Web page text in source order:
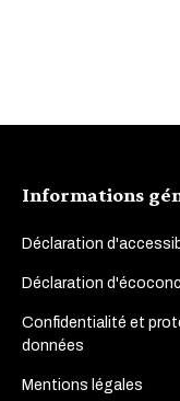
Informations
Déclaration
Déclaration
Confidentialité et
données
Mentions légales